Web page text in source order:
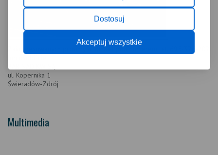
Dostosuj
Akceptuj wszystkie
Zainteresowanych prosimy o kontakt pod numerem tel. 695-376-707
BAR NAD KWISĄ
ul. Kopernika 1
Świeradów-Zdrój
Multimedia